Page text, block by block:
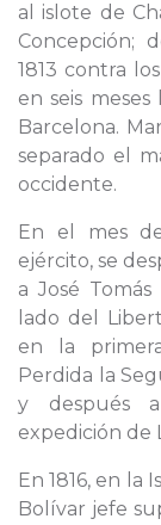
al islote de
Concepción;
1813 contra
en seis
Barcelona.
separado el
occidente.
En el mes
ejército, se
a José Tomás
lado del
en la
Perdida la
y después
expedición de
En 1816, en la
Bolívar jefe